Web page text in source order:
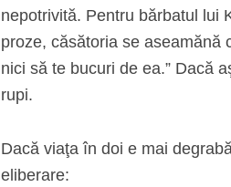
nepotrivită. Pentru bărbatul lui
proze, căsătoria se aseamănă
nici să te bucuri de ea.” Dacă
rupi.
Dacă viaţa în doi e mai
eliberare: